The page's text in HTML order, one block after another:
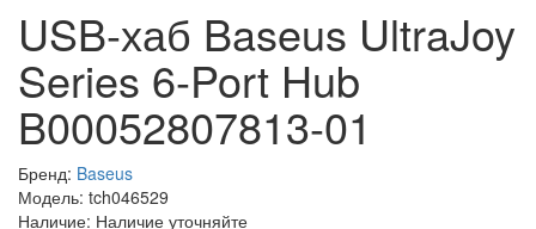
USB-хаб Baseus UltraJoy
Series 6-Port Hub
B00052807813-01
Бренд: Baseus
Модель: tch046529
Наличие: Наличие уточняйте